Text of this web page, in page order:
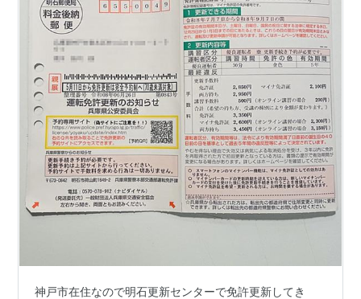
神戸市在住なので明石更新センターで免許更新してき